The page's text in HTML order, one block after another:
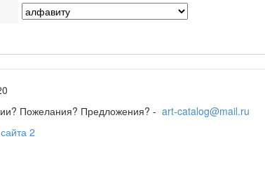
Пожелания? Предложения? - art-catalog@mail.ru
2